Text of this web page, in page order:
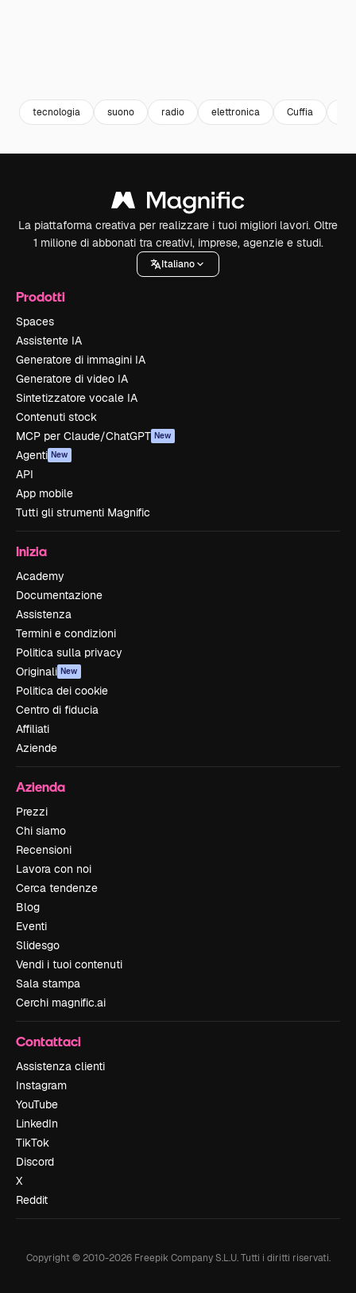
tecnologia suono radio elettronica Cuffia
La piattaforma creativa per realizzare i tuoi migliori lavori. Oltre
1 milione di abbonati tra creativi, imprese, agenzie e studi.
Italiano
Prodotti
Spaces
Assistente IA
Generatore di immagini IA
Generatore di video IA
Sintetizzatore vocale IA
Contenuti stock
MCP per Claude/ChatGPT New
Agenti New
API
App mobile
Tutti gli strumenti Magnific
Inizia
Academy
Documentazione
Assistenza
Termini e condizioni
Politica sulla privacy
Originali New
Politica dei cookie
Centro di fiducia
Affiliati
Aziende
Azienda
Prezzi
Chi siamo
Recensioni
Lavora con noi
Cerca tendenze
Blog
Eventi
Slidesgo
Vendi i tuoi contenuti
Sala stampa
Cerchi magnific.ai
Contattaci
Assistenza clienti
Instagram
YouTube
LinkedIn
TikTok
Discord
X
Reddit
Copyright © 2010-2026Freepik Company S.L.U. Tutti i diritti riservati.